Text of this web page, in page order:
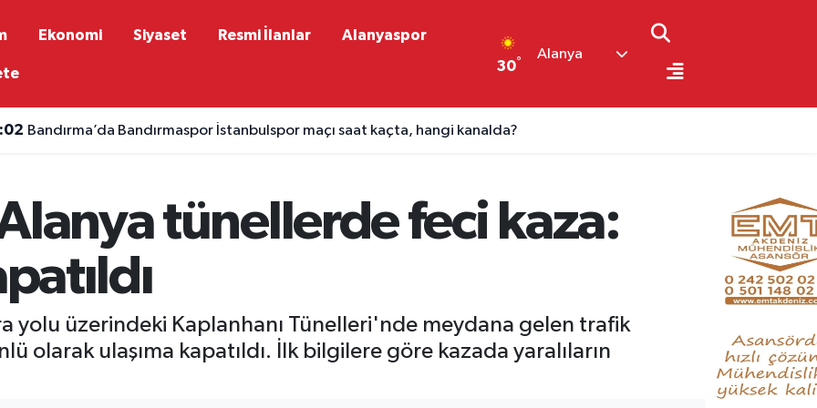
Ekonomi Siyaset Resmi İlanlar Alanyaspor
30°
Alanya
Bandırma’da Bandırmaspor İstanbulspor maçı saat kaçta, hangi kanalda?
tünellerde feci kaza:
yolu üzerindeki Kaplanhanı Tünelleri'nde meydana gelen trafik
olarak ulaşıma kapatıldı. İlk bilgilere göre kazada yaralıların